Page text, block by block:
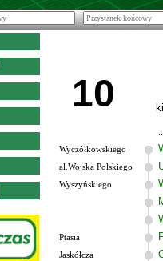
10
Wyczółkowskiego
al.Wojska Polskiego
Wyszyńskiego
Ptasia
Jaskółcza